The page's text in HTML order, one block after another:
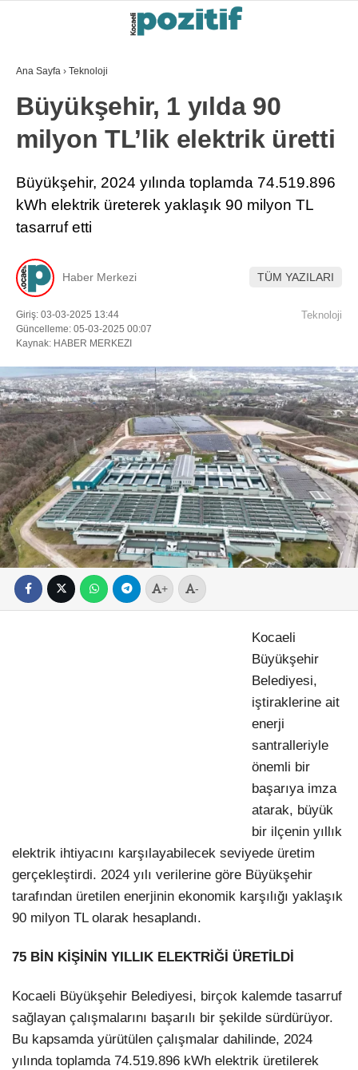
Ana Sayfa › Teknoloji
Büyükşehir, 1 yılda 90
milyon TL’lik elektrik üretti
Büyükşehir, 2024 yılında toplamda 74.519.896
kWh elektrik üreterek yaklaşık 90 milyon TL
tasarruf etti
Haber Merkezi TÜM YAZILARI
Giriş: 03-03-2025 13:44
Güncelleme: 05-03-2025 00:07
Kaynak: HABER MERKEZI
Teknoloji
+ -
Kocaeli
Büyükşehir
Belediyesi,
iştiraklerine ait
enerji
santralleriyle
önemli bir
başarıya imza
atarak, büyük
bir ilçenin yıllık
elektrik ihtiyacını karşılayabilecek seviyede üretim
gerçekleştirdi. 2024 yılı verilerine göre Büyükşehir
tarafından üretilen enerjinin ekonomik karşılığı yaklaşık
90 milyon TL olarak hesaplandı.
75 BİN KİŞİNİN YILLIK ELEKTRİĞİ ÜRETİLDİ
Kocaeli Büyükşehir Belediyesi, birçok kalemde tasarruf
sağlayan çalışmalarını başarılı bir şekilde sürdürüyor.
Bu kapsamda yürütülen çalışmalar dahilinde, 2024
yılında toplamda 74.519.896 kWh elektrik üretilerek